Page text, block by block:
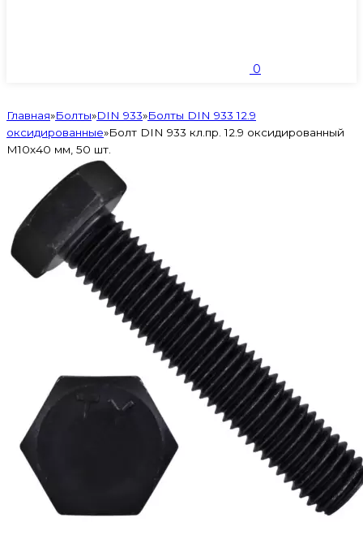
0
Главная»Болты»DIN 933»Болты DIN 933 12.9
оксидированные»Болт DIN 933 кл.пр. 12.9 оксидированный
M10х40 мм, 50 шт.